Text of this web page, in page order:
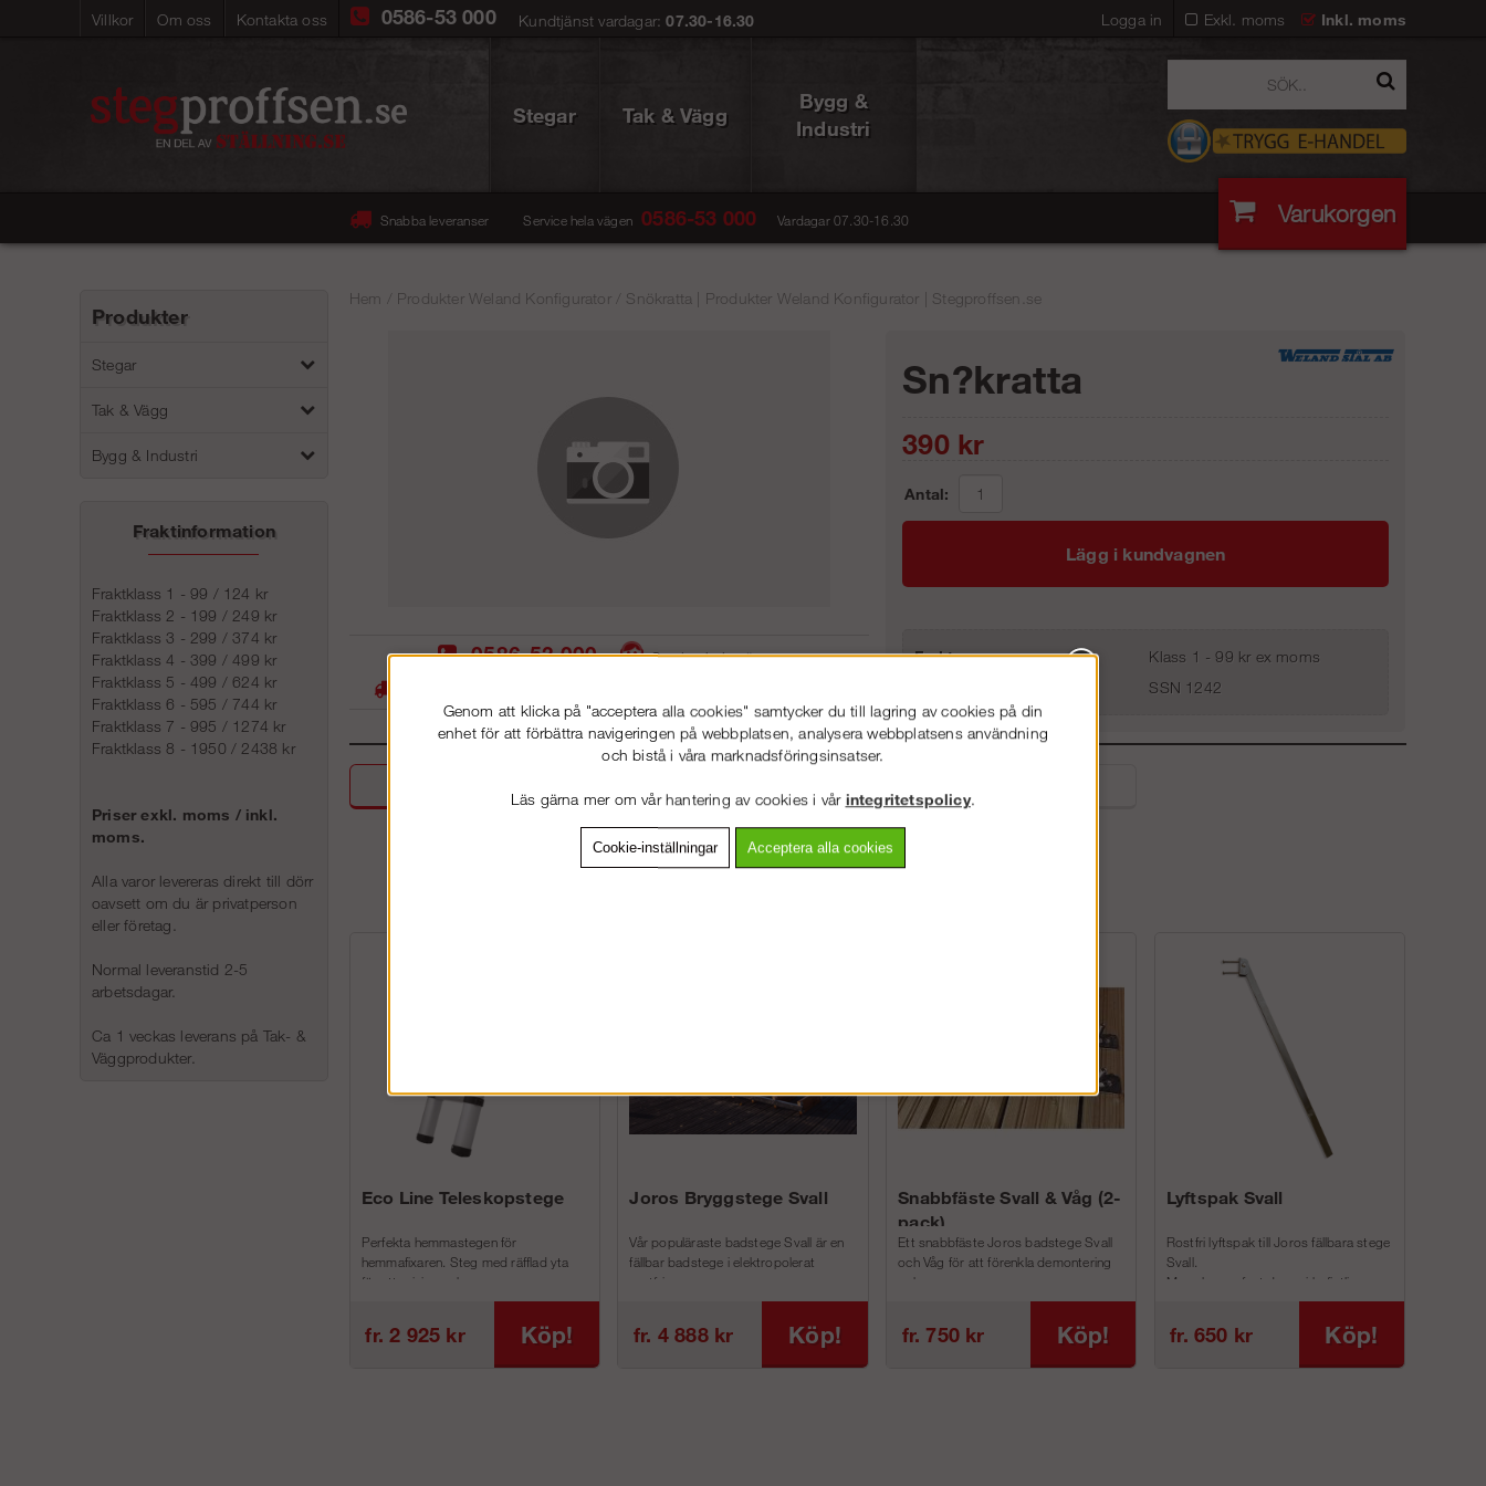
Villkor Om oss Kontakta oss Exkl. moms Inkl. moms
0586-53 000 Kundtjänst vardagar:07.30-16.30 Logga in
Stegar Tak & Vägg
Bygg &
Industri
Snabba leveranser Service hela vägen 0586-53 000 Vardagar 07.30-16.30 Varukorgen
Produkter
Stegar
Tak & Vägg
Bygg & Industri
Fraktinformation
Fraktklass 1 - 99 / 124 kr
Fraktklass 2 - 199 / 249 kr
Fraktklass 3 - 299 / 374 kr
Fraktklass 4 - 399 / 499 kr
Fraktklass 5 - 499 / 624 kr
Fraktklass 6 - 595 / 744 kr
Fraktklass 7 - 995 / 1274 kr
Fraktklass 8 - 1950 / 2438 kr
Priser exkl. moms / inkl.
moms.
Alla varor levereras direkt till dörr
oavsett om du är privatperson
eller företag.
Normal leveranstid 2-5
arbetsdagar.
Ca 1 veckas leverans på Tak- &
Väggprodukter.
Hem Produkter Weland Konfigurator/ Snökratta | Produkter Weland Konfigurator | Stegproffsen.se
0586-53 000
Service hela vägen
Sn?kratta
390kr
Antal:
Lägg i kundvagnen
Frakt:
Klass 1 - 99 kr ex moms
SSN 1242
Andra köpte även
Eco Line Teleskopstege
Perfekta hemmastegen för
hemmafixaren. Steg med räfflad yta
för att minimera h...
fr. 2 925 kr Köp!
Joros Bryggstege Svall
Vår populäraste badstege Svall är en
fällbar badstege i elektropolerat
rostfri...
fr. 4 888 kr Köp!
Snabbfäste Svall & Våg (2-
pack)
Ett snabbfäste Joros badstege Svall
och Våg för att förenkla demontering
och m...
fr. 750 kr Köp!
Lyftspak Svall
Rostfri lyftspak till Joros fällbara stege
Svall.
Man skruvar fast denna i befintliga
fr. 650 kr Köp!
Genom att klicka på "acceptera alla cookies" samtycker du till lagring av cookies på din
enhet för att förbättra navigeringen på webbplatsen, analysera webbplatsens användning
och bistå i våra marknadsföringsinsatser.
Läs gärna mer om vår hantering av cookies i vår integritetspolicy.
Cookie-inställningar Acceptera alla cookies
VÄNLIGEN VÄLJ PRIVAT ELLER FÖRETAG NEDAN.